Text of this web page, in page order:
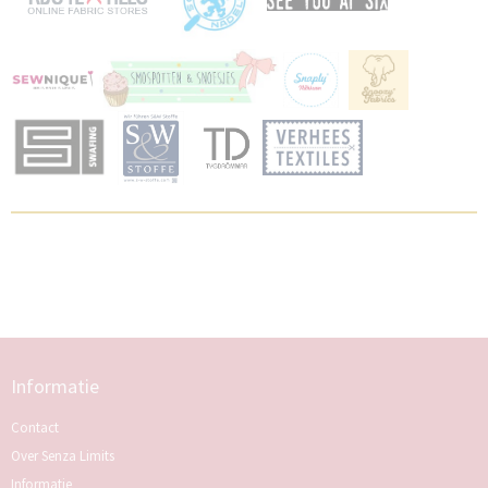
Informatie
Contact
Over Senza Limits
Informatie